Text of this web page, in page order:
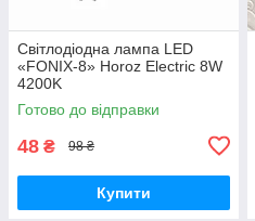
Світлодіодна лампа LED
«FONIX-8» Horoz Electric 8W
4200K
Готово до відправки
48 ₴ 98 ₴
Купити